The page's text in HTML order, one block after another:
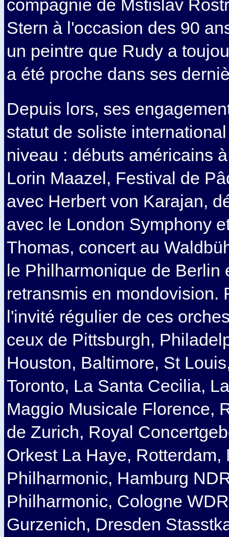
compagnie de Mstislav
Stern à l'occasion des 90
un peintre que Rudy a
a été proche dans ses
Depuis lors, ses
statut de soliste
niveau : débuts américains
Lorin Maazel, Festival de
avec Herbert von Karajan,
avec le London Symphony
Thomas, concert au
le Philharmonique de Berlin
retransmis en mondovision.
l'invité régulier de ces
ceux de Pittsburgh,
Houston, Baltimore, St
Toronto, La Santa Cecilia,
Maggio Musicale Florence,
de Zurich, Royal
Orkest La Haye, Rotterdam,
Philharmonic, Hamburg
Philharmonic, Cologne
Gurzenich, Dresden